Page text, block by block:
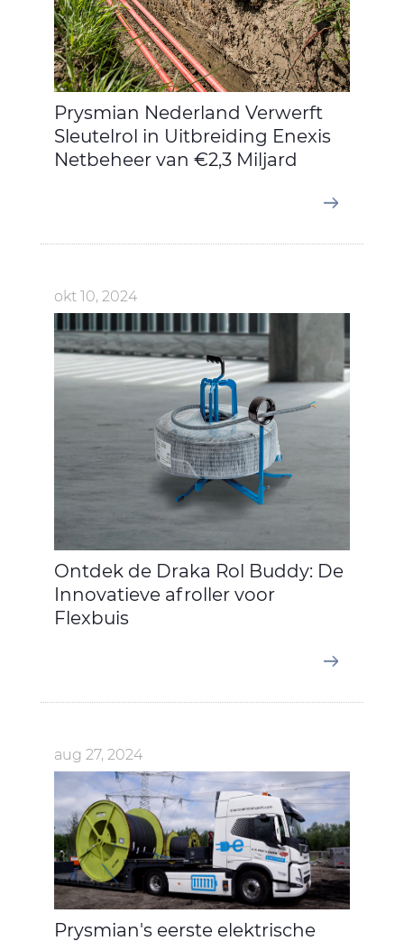
Prysmian Nederland Verwerft
Sleutelrol in Uitbreiding Enexis
Netbeheer van €2,3 Miljard
okt 10, 2024
Ontdek de Draka Rol Buddy: De
Innovatieve afroller voor
Flexbuis
aug 27, 2024
Prysmian's eerste elektrische